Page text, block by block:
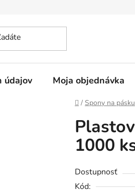
údajov Moja objednávka
Domov
/ Spony na pásku
1000
Dostupnosť
Kód: